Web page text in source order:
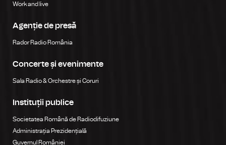
Work and live
Agenție de presă
Rador Radio România
Concerte și evenimente
Sala Radio & Orchestre și Coruri
Instituții publice
Societatea Română de Radiodifuziune
Administrația Prezidențială
Guvernul României